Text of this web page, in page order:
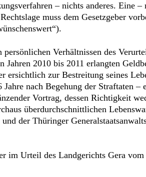
– nichts anderes. Eine
muss dem Gesetzgeber
Verhältnissen des
2010 bis 2011 erlangten
zur Bestreitung seines
nach Begehung der Straftaten –
Vortrag, dessen Richtigkeit
überdurchschnittlichen
der Thüringer
im Urteil des Landgerichts Gera